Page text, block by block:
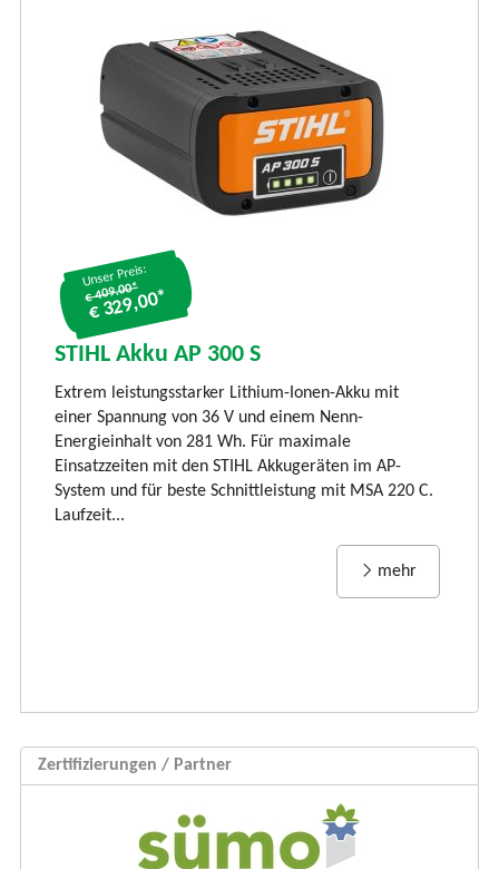
Unser Preis:
€ 409.00*
€ 329,00*
STIHL Akku AP 300 S
Extrem leistungsstarker Lithium-Ionen-Akku mit
einer Spannung von 36 V und einem Nenn-
Energieinhalt von 281 Wh. Für maximale
Einsatzzeiten mit den STIHL Akkugeräten im AP-
System und für beste Schnittleistung mit MSA 220 C.
Laufzeit...
mehr
Zertifizierungen / Partner